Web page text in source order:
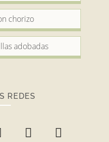
chorizo
adobadas
REDES